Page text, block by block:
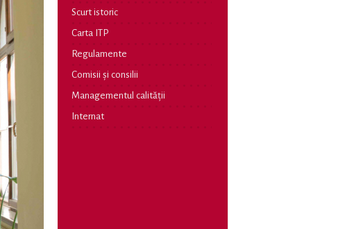
Scurt istoric
Carta ITP
Regulamente
Comisii și consilii
Managementul calității
Internat